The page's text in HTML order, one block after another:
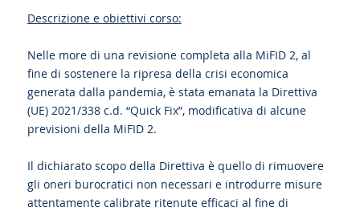
Descrizione e obiettivi corso:
Nelle more di una revisione completa alla MiFID 2, al
fine di sostenere la ripresa della crisi economica
generata dalla pandemia, è stata emanata la Direttiva
(UE) 2021/338 c.d. “Quick Fix”, modificativa di alcune
previsioni della MiFID 2.
Il dichiarato scopo della Direttiva è quello di rimuovere
gli oneri burocratici non necessari e introdurre misure
attentamente calibrate ritenute efficaci al fine di